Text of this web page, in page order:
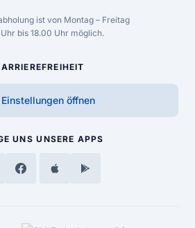
ist von Montag – Freitag
bis 18.00 Uhr möglich.
Einstellungen öffnen
UNS UNSERE APPS